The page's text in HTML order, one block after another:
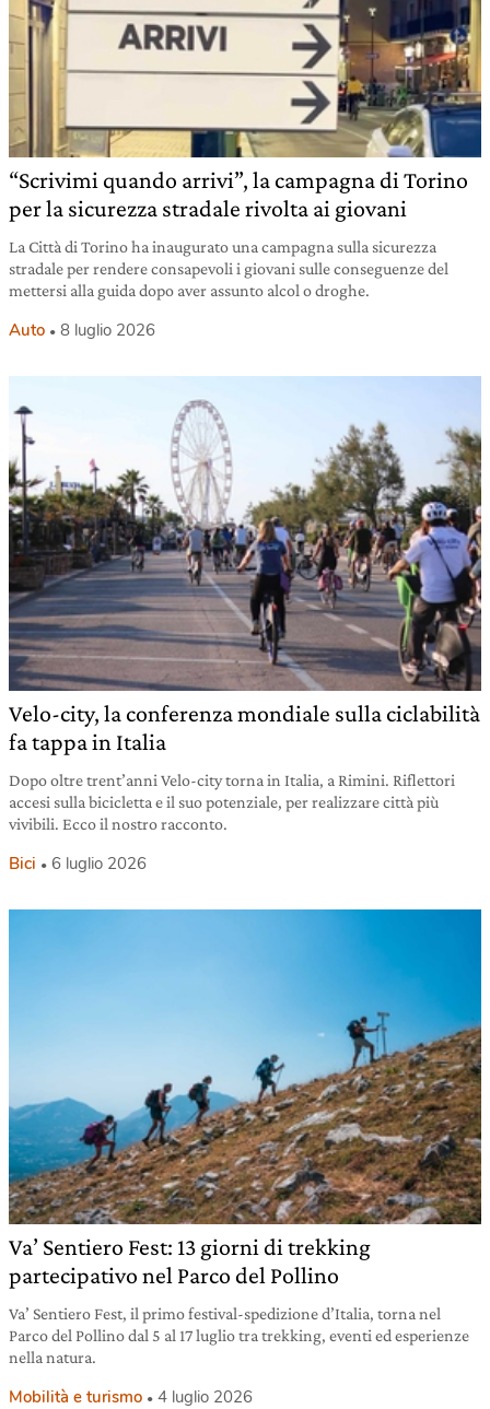
“Scrivimi quando arrivi”, la campagna di Torino
per la sicurezza stradale rivolta ai giovani
La Città di Torino ha inaugurato una campagna sulla sicurezza
stradale per rendere consapevoli i giovani sulle conseguenze del
mettersi alla guida dopo aver assunto alcol o droghe.
Auto 8 luglio 2026
Velo-city, la conferenza mondiale sulla ciclabilità
fa tappa in Italia
Dopo oltre trent’anni Velo-city torna in Italia, a Rimini. Riflettori
accesi sulla bicicletta e il suo potenziale, per realizzare città più
vivibili. Ecco il nostro racconto.
Bici 6 luglio 2026
Va’ Sentiero Fest: 13 giorni di trekking
partecipativo nel Parco del Pollino
Va’ Sentiero Fest, il primo festival-spedizione d’Italia, torna nel
Parco del Pollino dal 5 al 17 luglio tra trekking, eventi ed esperienze
nella natura.
Mobilità e turismo 4 luglio 2026